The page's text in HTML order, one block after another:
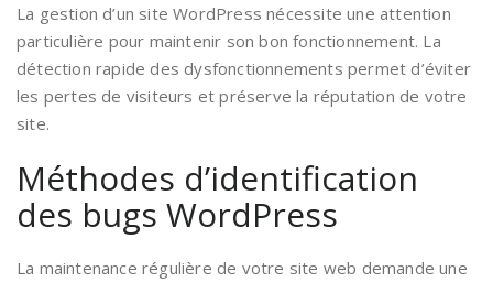
La gestion d’un site WordPress nécessite une attention
particulière pour maintenir son bon fonctionnement. La
détection rapide des dysfonctionnements permet d’éviter
les pertes de visiteurs et préserve la réputation de votre
site.
Méthodes d’identification
des bugs WordPress
La maintenance régulière de votre site web demande une